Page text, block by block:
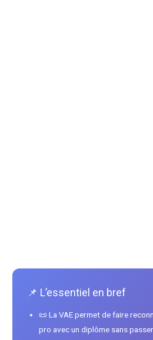
📌 L’essentiel en bref
📜 La VAE permet de faire
pro avec un diplôme sans